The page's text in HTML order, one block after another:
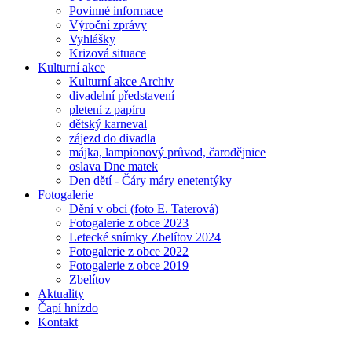
Povinné informace
Výroční zprávy
Vyhlášky
Krizová situace
Kulturní akce
Kulturní akce Archiv
divadelní představení
pletení z papíru
dětský karneval
zájezd do divadla
májka, lampionový průvod, čarodějnice
oslava Dne matek
Den dětí - Čáry máry enetentýky
Fotogalerie
Dění v obci (foto E. Taterová)
Fotogalerie z obce 2023
Letecké snímky Zbelítov 2024
Fotogalerie z obce 2022
Fotogalerie z obce 2019
Zbelítov
Aktuality
Čapí hnízdo
Kontakt